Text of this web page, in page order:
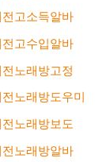
고소득알바
고수입알바
노래방고정
노래방도우미
노래방보도
노래방알바